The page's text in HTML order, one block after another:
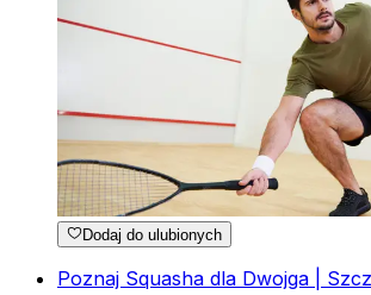
Dodaj do ulubionych
Poznaj Squasha dla Dwojga |